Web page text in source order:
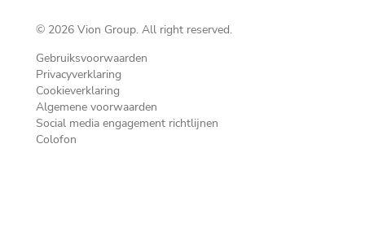
© 2026 Vion Group. All right reserved.
Gebruiksvoorwaarden
Privacyverklaring
Cookieverklaring
Algemene voorwaarden
Social media engagement richtlijnen
Colofon